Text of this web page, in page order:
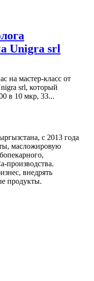
Unigra srl
на мастер-класс от
srl, который
в 10 мкр, 33...
с 2013 года
масложировую
производства.
внедрять
продукты.